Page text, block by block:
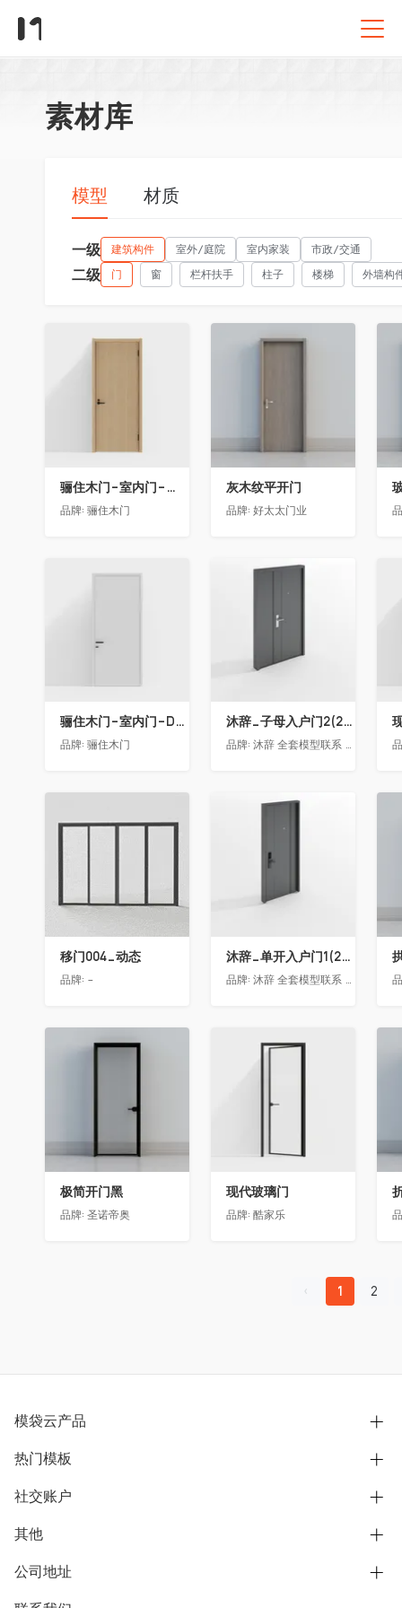
素材库
模型 材质
一级 建筑构件 室外/庭院 室内家装 市政/交通
二级 门 窗 栏杆扶手 柱子 楼梯 外墙构
收藏
骊住木门-室内门-单开门-BFA-PP麦芽黄色
品牌: 骊住木门
收藏
灰木纹平开门
品牌: 好太太门业
骊住木门-室内门-DAA静音门-YY漆白色-方形把手
品牌: 骊住木门
沐辞_子母入户门2(2021)
品牌: 沐辞 全套模型联系 Vx:Muci0003
移门004_动态
品牌: -
沐辞_单开入户门1(2021)
品牌: 沐辞 全套模型联系 Vx:Muci0003
收藏
极简开门黑
品牌: 圣诺帝奥
收藏
现代玻璃门
品牌: 酷家乐
1 2
模袋云产品
别墅设计营销
模型协同展示分享
别墅社区
热门模板
欧式别墅
中式别墅
社交账户
B站
抖音
微信公众号
其他
用户服务协议
隐私政策
公司地址